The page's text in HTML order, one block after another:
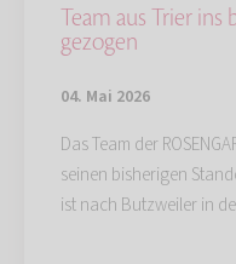
Team aus Trier
gezogen
04. Mai 2026
Das Team der
seinen bisherigen
ist nach Butzweiler in